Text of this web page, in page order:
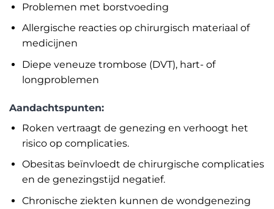
Problemen met borstvoeding
Allergische reacties op chirurgisch materiaal of
medicijnen
Diepe veneuze trombose (DVT), hart- of
longproblemen
Aandachtspunten:
Roken vertraagt de genezing en verhoogt het
risico op complicaties.
Obesitas beïnvloedt de chirurgische complicaties
en de genezingstijd negatief.
Chronische ziekten kunnen de wondgenezing